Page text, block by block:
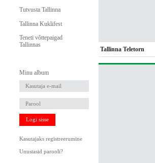
Tutvusta Tallinna
Tallinna Kuklifest
Teneti võttepaigad
Tallinnas
Minu album
Logi sisse
Kasutajaks registreerumine
Unustasid parooli?
Tallinna Teletorn